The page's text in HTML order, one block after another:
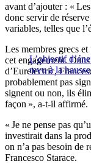
avant d’ajouter : «
donc servir de
variables, telles que
L’objectif
revu à la hausse
Les membres grecs
cet engagement.
d’Eurelectric,
probablement pas
signent ou non, ils
façon », a-t-il affirmé.
« Je ne pense pas
investirait dans la
on n’a pas besoin de
Francesco Starace.